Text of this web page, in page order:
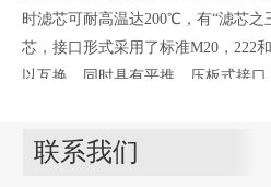
时滤芯可耐高温达200℃，有“滤芯之
芯，接口形式采用了标准M20，222
以互换，同时具有平推，压板式接口
产品性能
联系我们